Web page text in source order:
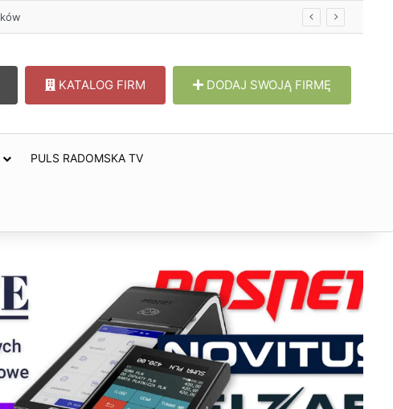
KATALOG FIRM DODAJ SWOJĄ FIRMĘ
PULS RADOMSKA TV